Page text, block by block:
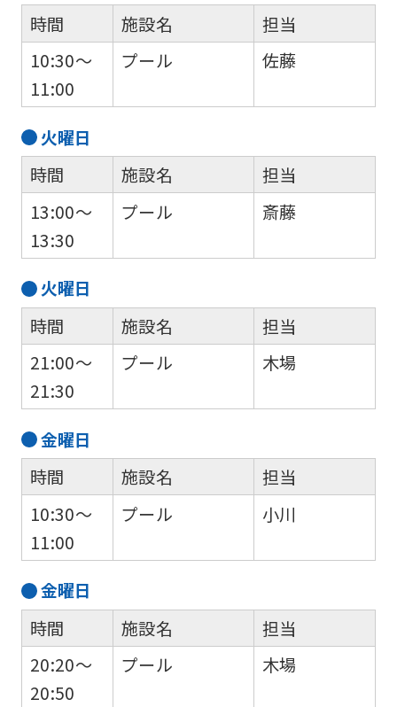
時間
10:30～
11:00
施設名
プール
担当
佐藤
火曜日
時間
13:00～
13:30
施設名
プール
担当
斎藤
火曜日
時間
21:00～
21:30
施設名
プール
担当
木場
金曜日
時間
10:30～
11:00
施設名
プール
担当
小川
金曜日
時間
20:20～
20:50
施設名
プール
担当
木場